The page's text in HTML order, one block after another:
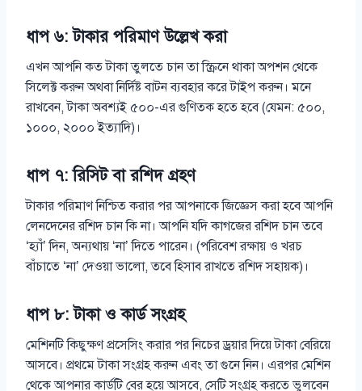
ধাপ ৬: টাকার পরিমাণ উল্লেখ করা
এখন আপনি কত টাকা তুলতে চান তা স্ক্রিনে থাকা অপশন থেকে
সিলেক্ট করুন অথবা নির্দিষ্ট বাটন ব্যবহার করে টাইপ করুন। মনে
রাখবেন, টাকা অবশ্যই ৫০০-এর গুণিতক হতে হবে (যেমন: ৫০০,
১০০০, ২০০০ ইত্যাদি)।
ধাপ ৭: রিসিট বা রশিদ গ্রহণ
টাকার পরিমাণ নিশ্চিত করার পর আপনাকে জিজ্ঞেস করা হবে আপনি
লেনদেনের রশিদ চান কি না। আপনি যদি কাগজের রশিদ চান তবে
‘হ্যাঁ’ দিন, অন্যথায় ‘না’ দিতে পারেন। (পরিবেশ রক্ষায় ও খরচ
বাঁচাতে ‘না’ দেওয়া ভালো, তবে হিসাব রাখতে রশিদ সহায়ক)।
ধাপ ৮: টাকা ও কার্ড সংগ্রহ
মেশিনটি কিছুক্ষণ প্রসেসিং করার পর নিচের ড্রয়ার দিয়ে টাকা বেরিয়ে
আসবে। প্রথমে টাকা সংগ্রহ করুন এবং তা গুনে নিন। এরপর মেশিন
থেকে আপনার কার্ডটি বের হয়ে আসবে, সেটি সংগ্রহ করতে ভুলবেন